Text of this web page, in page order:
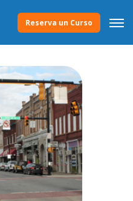
Reserva un Curso